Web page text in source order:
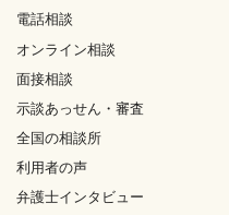
電話相談
オンライン相談
面接相談
示談あっせん・審査
全国の相談所
利用者の声
弁護士インタビュー